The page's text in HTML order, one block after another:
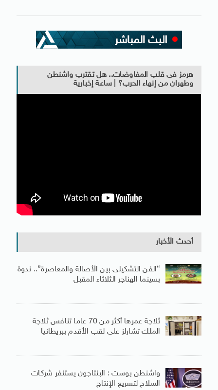
هرمز فى قلب المفاوضات.. هل تقترب واشنطن
وطهران من إنهاء الحرب؟ | ساعة إخبارية
أحدث الأخبار
“الفن التشكيلى بين الأصالة والمعاصرة”.. ندوة
بسينما الهناجر الثلاثاء المقبل
ثلاجة عمرها أكثر من 70 عاما تنافس ثلاجة
الملك تشارلز على لقب الأقدم ببريطانيا
واشنطن بوست : البنتاجون يستنفر شركات
السلاح لتسريع الإنتاج